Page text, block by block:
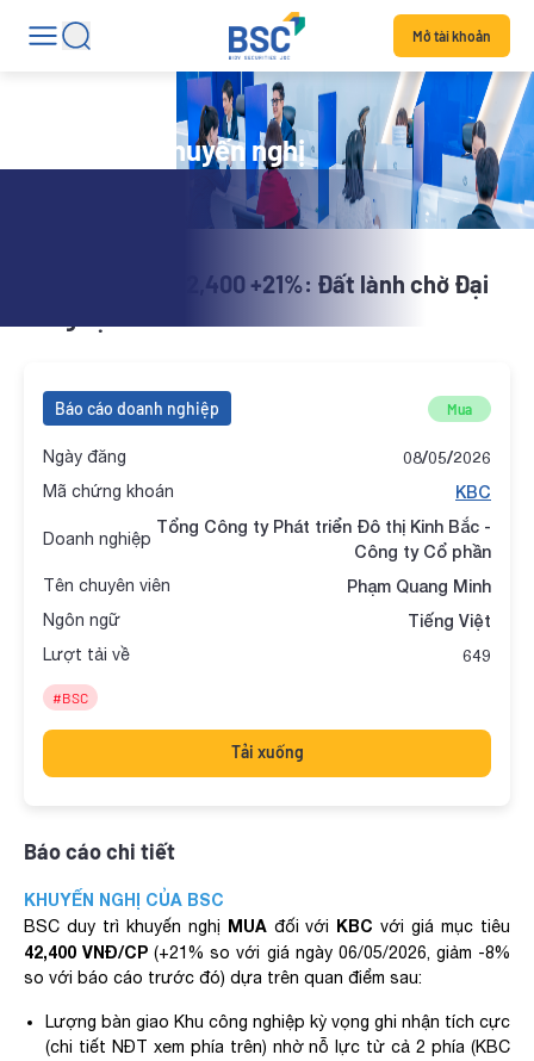
Mở tài khoản
Danh mục khuyến nghị
X-Alpha | KBC 42,400 +21%: Đất lành chờ Đại
Báo cáo doanh nghiệp Mua
Ngày đăng 08/05/2026
Mã chứng khoán KBC
Doanh nghiệp
Tổng Công ty Phát triển Đô thị Kinh Bắc -
Công ty Cổ phần
Tên chuyên viên Phạm Quang Minh
Ngôn ngữ Tiếng Việt
Lượt tải về 649
#BSC
Tải xuống
Báo cáo chi tiết
KHUYẾN NGHỊ CỦA BSC
BSC duy trì khuyến nghị MUA đối với KBCvới giá mục tiêu
42,400 VNĐ/CP(+21% so với giá ngày 06/05/2026, giảm -8%
so với báo cáo trước đó) dựa trên quan điểm sau:
Lượng bàn giao Khu công nghiệp kỳ vọng ghi nhận tích cực
(chi tiết NĐT xem phía trên) nhờ nỗ lực từ cả 2 phía (KBC